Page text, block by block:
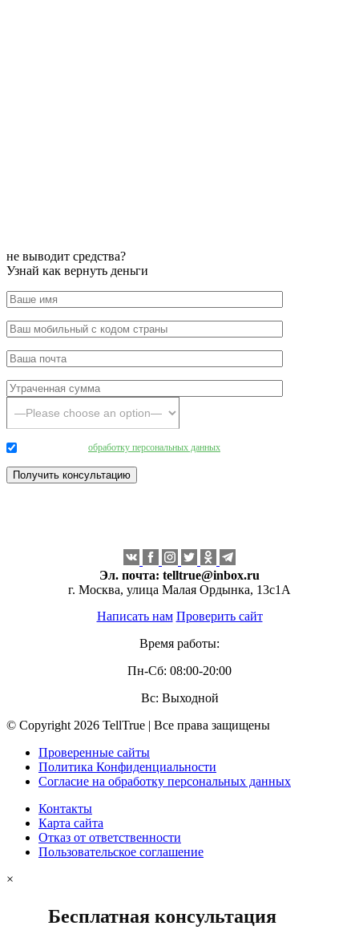
не выводит средства?
Узнай как вернуть деньги
обработку персональных данных
Эл. почта: telltrue@inbox.ru
г. Москва, улица Малая Ордынка, 13с1А
Написать нам Проверить сайт
Время работы:
Пн-Сб: 08:00-20:00
Вс: Выходной
© Copyright 2026 TellTrue | Все права защищены
Проверенные сайты
Политика Конфиденциальности
Согласие на обработку персональных данных
Контакты
Карта сайта
Отказ от ответственности
Пользовательское соглашение
×
Бесплатная консультация